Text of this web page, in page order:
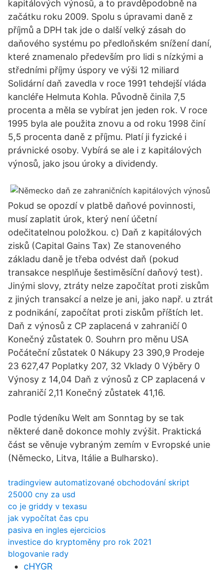
kapitálových výnosů, a to pravděpodobně na
začátku roku 2009. Spolu s úpravami daně z
příjmů a DPH tak jde o další velký zásah do
daňového systému po předloňském snížení daní,
které znamenalo především pro lidi s nízkými a
středními příjmy úspory ve výši 12 miliard
Solidární daň zavedla v roce 1991 tehdejší vláda
kancléře Helmuta Kohla. Původně činila 7,5
procenta a měla se vybírat jen jeden rok. V roce
1995 byla ale použita znovu a od roku 1998 činí
5,5 procenta daně z příjmu. Platí ji fyzické i
právnické osoby. Vybírá se ale i z kapitálových
výnosů, jako jsou úroky a dividendy.
Pokud se opozdí v platbě daňové povinnosti,
musí zaplatit úrok, který není účetní
odečitatelnou položkou. c) Daň z kapitálových
zisků (Capital Gains Tax) Ze stanoveného
základu daně je třeba odvést daň (pokud
transakce nesplňuje šestiměsíční daňový test).
Jinými slovy, ztráty nelze započítat proti ziskům
z jiných transakcí a nelze je ani, jako např. u ztrát
z podnikání, započítat proti ziskům příštích let.
Daň z výnosů z CP zaplacená v zahraničí 0
Konečný zůstatek 0. Souhrn pro měnu USA
Počáteční zůstatek 0 Nákupy 23 390,9 Prodeje
23 627,47 Poplatky 207, 32 Vklady 0 Výběry 0
Výnosy z 14,04 Daň z výnosů z CP zaplacená v
zahraničí 2,11 Konečný zůstatek 41,16.
Podle týdeníku Welt am Sonntag by se tak
některé daně dokonce mohly zvýšit. Praktická
část se věnuje vybraným zemím v Evropské unie
(Německo, Litva, Itálie a Bulharsko).
tradingview automatizované obchodování skript
25000 cny za usd
co je griddy v texasu
jak vypočítat čas cpu
pasiva en ingles ejercicios
investice do kryptoměny pro rok 2021
blogovanie rady
cHYGR